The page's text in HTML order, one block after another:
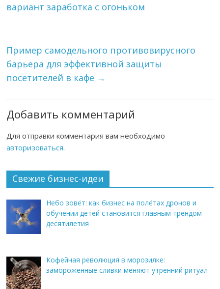
вариант заработка с огоньком
Пример самодельного противовирусного
барьера для эффективной защиты
посетителей в кафе →
Добавить комментарий
Для отправки комментария вам необходимо
авторизоваться.
Свежие бизнес-идеи
Небо зовёт: как бизнес на полётах дронов и
обучении детей становится главным трендом
десятилетия
Кофейная революция в морозилке:
замороженные сливки меняют утренний ритуал